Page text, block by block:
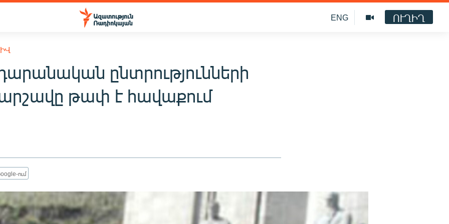
ENG ՈՒՂԻՂ
ընտրությունների
թափ է հավաքում
ում